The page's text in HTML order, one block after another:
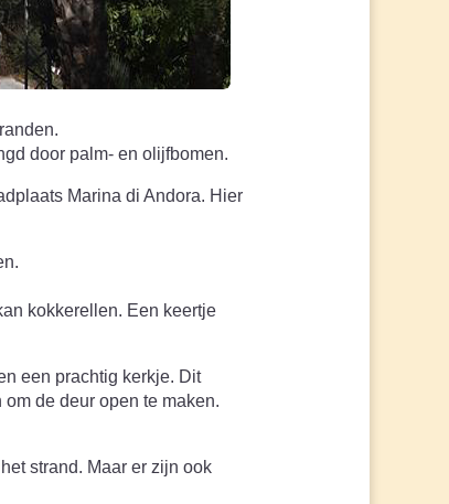
door palm- en olijfbomen.
Marina di Andora. Hier
kokkerellen. Een keertje
een prachtig kerkje. Dit
de deur open te maken.
strand. Maar er zijn ook